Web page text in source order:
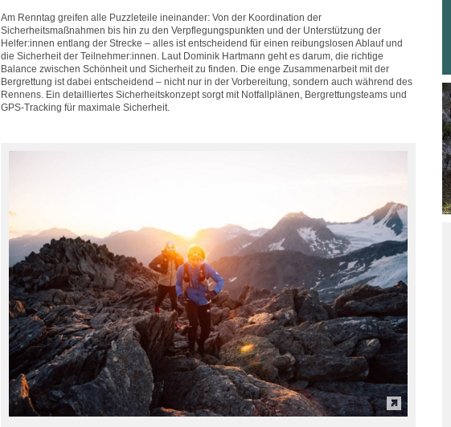
Am Renntag greifen alle Puzzleteile ineinander: Von der Koordination der
Sicherheitsmaßnahmen bis hin zu den Verpflegungspunkten und der Unterstützung der
Helfer:innen entlang der Strecke – alles ist entscheidend für einen reibungslosen Ablauf und
die Sicherheit der Teilnehmer:innen. Laut Dominik Hartmann geht es darum, die richtige
Balance zwischen Schönheit und Sicherheit zu finden. Die enge Zusammenarbeit mit der
Bergrettung ist dabei entscheidend – nicht nur in der Vorbereitung, sondern auch während des
Rennens. Ein detailliertes Sicherheitskonzept sorgt mit Notfallplänen, Bergrettungsteams und
GPS-Tracking für maximale Sicherheit.